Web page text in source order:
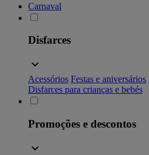
Carnaval
Disfarces
Acessórios Festas e aniversários
Disfarces para crianças e bebés
Promoções e descontos